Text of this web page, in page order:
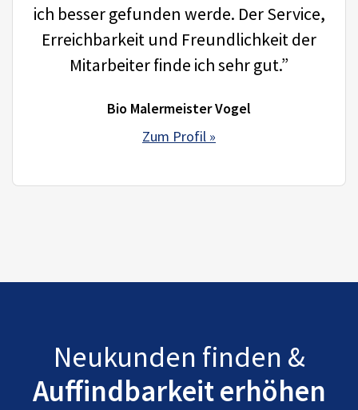
ich besser gefunden werde. Der Service,
Erreichbarkeit und Freundlichkeit der
Mitarbeiter finde ich sehr gut.”
Bio Malermeister Vogel
Zum Profil »
Neukunden finden &
Auffindbarkeit erhöhen